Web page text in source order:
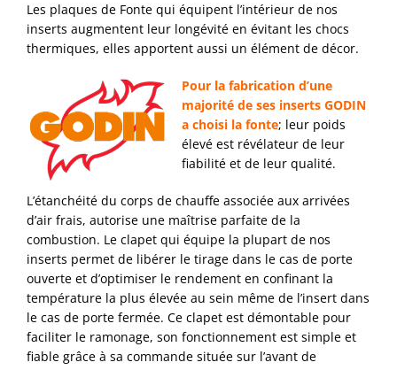
Les plaques de Fonte qui équipent l’intérieur de nos
inserts augmentent leur longévité en évitant les chocs
thermiques, elles apportent aussi un élément de décor.
Pour la fabrication d’une
majorité de ses inserts GODIN
a choisi la fonte; leur poids
élevé est révélateur de leur
fiabilité et de leur qualité.
L’étanchéité du corps de chauffe associée aux arrivées
d’air frais, autorise une maîtrise parfaite de la
combustion. Le clapet qui équipe la plupart de nos
inserts permet de libérer le tirage dans le cas de porte
ouverte et d’optimiser le rendement en confinant la
température la plus élevée au sein même de l’insert dans
le cas de porte fermée. Ce clapet est démontable pour
faciliter le ramonage, son fonctionnement est simple et
fiable grâce à sa commande située sur l’avant de